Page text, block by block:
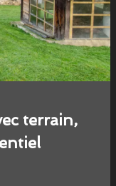
terrain,